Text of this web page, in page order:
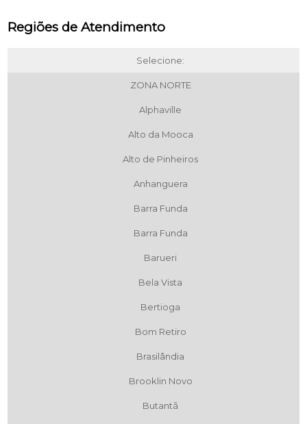
Regiões de Atendimento
Selecione:
ZONA NORTE
Alphaville
Alto da Mooca
Alto de Pinheiros
Anhanguera
Barra Funda
Barra Funda
Barueri
Bela Vista
Bertioga
Bom Retiro
Brasilândia
Brooklin Novo
Butantã